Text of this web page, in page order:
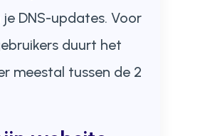
DNS-updates. Voor
duurt het
meestal tussen de 2